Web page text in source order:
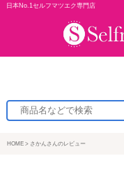
日本No.1セルフマツエク専門店
HOME さかんさんのレビュー